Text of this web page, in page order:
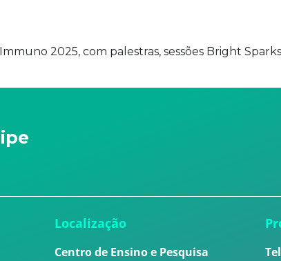
2025, com palestras, sessões Bright
Localização
Centro de Ensino e Pesquisa